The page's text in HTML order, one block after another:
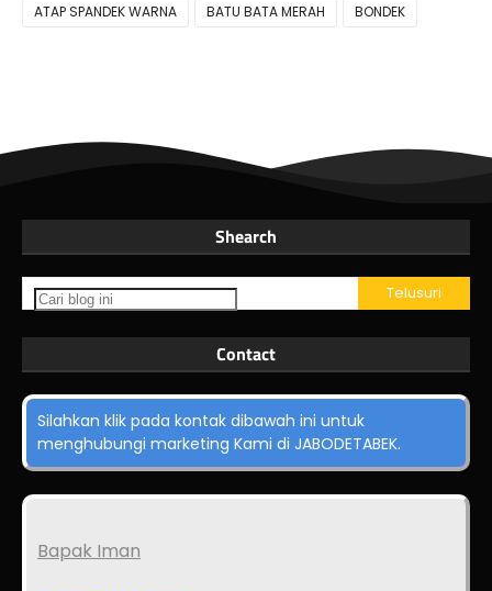
ATAP SPANDEK WARNA
BATU BATA MERAH BONDEK
Shearch
Contact
Silahkan klik pada kontak dibawah ini untuk
menghubungi marketing Kami di JABODETABEK.
Bapak Iman